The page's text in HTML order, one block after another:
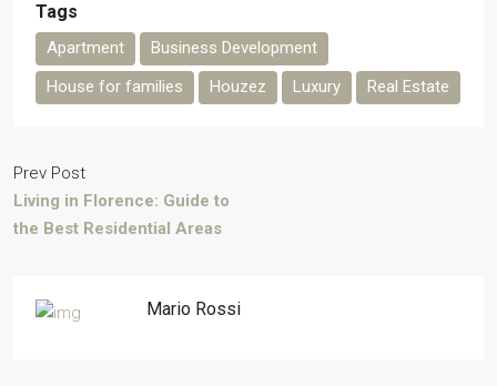
Tags
Apartment
Business Development
House for families
Houzez Luxury Real Estate
Prev Post
Living in Florence: Guide to
the Best Residential Areas
Mario Rossi